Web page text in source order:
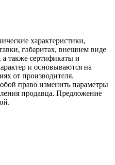
характеристики,
габаритах, внешнем виде
а также сертификаты и
и основываются на
от производителя.
право изменить параметры
продавца. Предложение